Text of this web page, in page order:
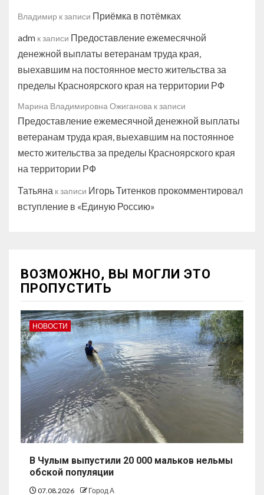
Владимир к записи Приёмка в потёмках
adm к записи Предоставление ежемесячной
денежной выплаты ветеранам труда края,
выехавшим на постоянное место жительства за
пределы Красноярского края на территории РФ
Марина Владимировна Ожиганова к записи
Предоставление ежемесячной денежной выплаты
ветеранам труда края, выехавшим на постоянное
место жительства за пределы Красноярского края
на территории РФ
Татьяна к записи Игорь Титенков прокомментировал
вступление в «Единую Россию»
ВОЗМОЖНО, ВЫ МОГЛИ ЭТО
ПРОПУСТИТЬ
НОВОСТИ
В Чулым выпустили 20 000 мальков нельмы
обской популяции
07.08.2026 Город А